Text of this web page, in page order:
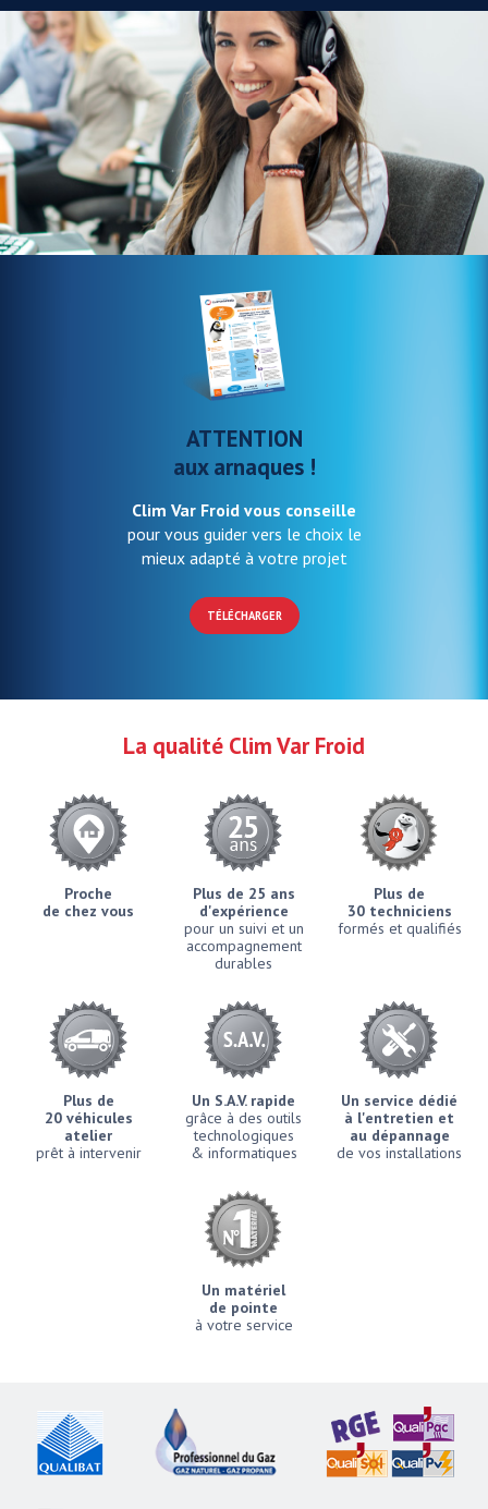
ATTENTION
aux arnaques !
Clim Var Froid vous conseille
pour vous guider vers le choix le
mieux adapté à votre projet
TÉLÉCHARGER
La qualité Clim Var Froid
Proche
de chez vous
Plus de 25 ans
d'expérience
pour un suivi et un
accompagnement
durables
Plus de
30 techniciens
formés et qualifiés
Plus de
20 véhicules
atelier
prêt à intervenir
Un S.A.V. rapide
grâce à des outils
technologiques
& informatiques
Un service dédié
à l'entretien et
au dépannage
de vos installations
Un matériel
de pointe
à votre service